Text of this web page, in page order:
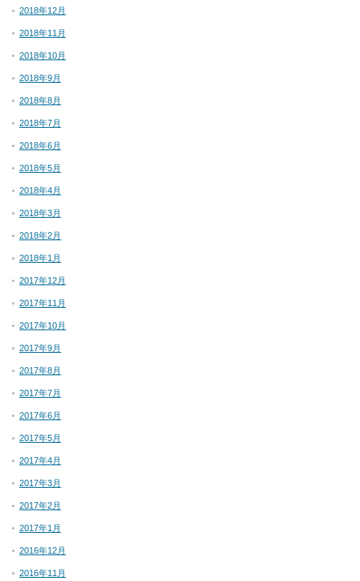
2018年12月
2018年11月
2018年10月
2018年9月
2018年8月
2018年7月
2018年6月
2018年5月
2018年4月
2018年3月
2018年2月
2018年1月
2017年12月
2017年11月
2017年10月
2017年9月
2017年8月
2017年7月
2017年6月
2017年5月
2017年4月
2017年3月
2017年2月
2017年1月
2016年12月
2016年11月